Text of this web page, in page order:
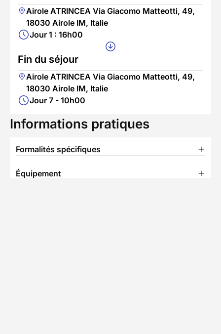
Airole ATRINCEA Via Giacomo Matteotti, 49,
18030 Airole IM, Italie
Jour 1 : 16h00
Fin du séjour
Airole ATRINCEA Via Giacomo Matteotti, 49,
18030 Airole IM, Italie
Jour 7 - 10h00
Informations pratiques
Formalités spécifiques
Équipement